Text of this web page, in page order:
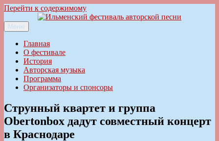
Перейти к содержимому
Ильменский фестиваль авторской песни
Меню
Главная
О фестивале
История
Авторская музыка
Программа
Организаторы и спонсоры
Струнный квартет и группа
Obertonbox дадут совместный концерт
в Краснодаре